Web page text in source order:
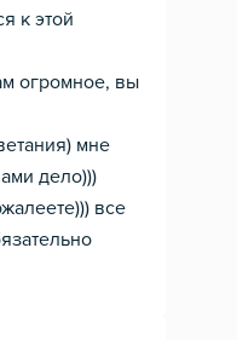
к этой
огромное, вы
мне
дело)))
все